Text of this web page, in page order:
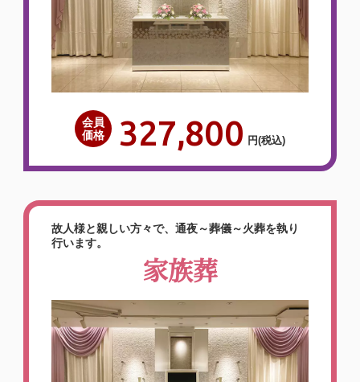
会員
価格
327,800 円(税込)
故人様と親しい方々で、通夜～葬儀～火葬を執り
行います。
家族葬